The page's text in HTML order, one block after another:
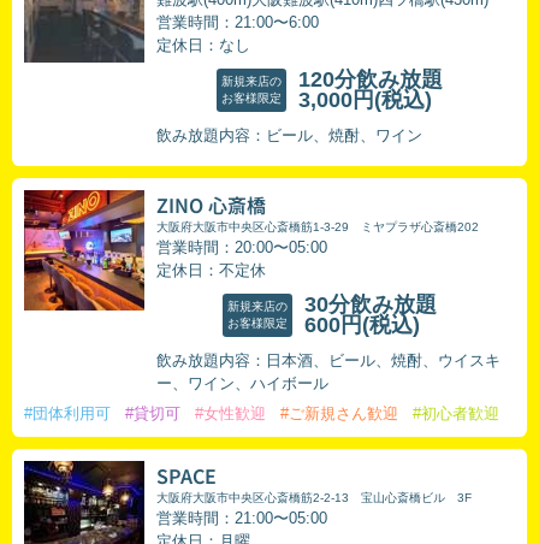
営業時間：21:00〜6:00
定休日：なし
新規来店の
お客様限定
120分飲み放題
3,000円 (税込)
飲み放題内容：ビール、焼酎、ワイン
ZINO 心斎橋
大阪府大阪市中央区心斎橋筋1-3-29 ミヤプラザ心斎橋202
営業時間：20:00〜05:00
定休日：不定休
新規来店の
お客様限定
30分飲み放題
600円 (税込)
飲み放題内容：日本酒、ビール、焼酎、ウイスキ
ー、ワイン、ハイボール
#団体利用可
#貸切可 #女性歓迎 #ご新規さん歓迎 #初心者歓迎
SPACE
大阪府大阪市中央区心斎橋筋2-2-13 宝山心斎橋ビル 3F
営業時間：21:00〜05:00